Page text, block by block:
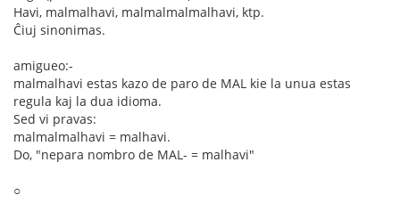
Havi, malmalhavi, malmalmalmalhavi, ktp.
Ĉiuj sinonimas.
amigueo:-
malmalhavi estas kazo de paro de MAL kie la unua estas
regula kaj la dua idioma.
Sed vi pravas:
malmalmalhavi = malhavi.
Do, "nepara nombro de MAL- = malhavi"
○